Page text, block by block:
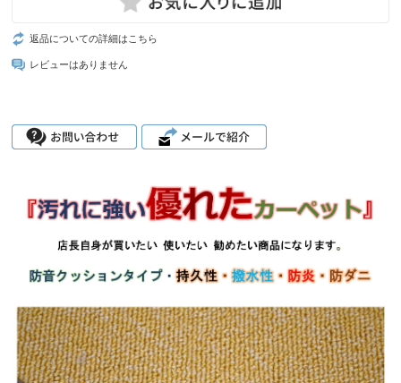
返品についての詳細はこちら
レビューはありません